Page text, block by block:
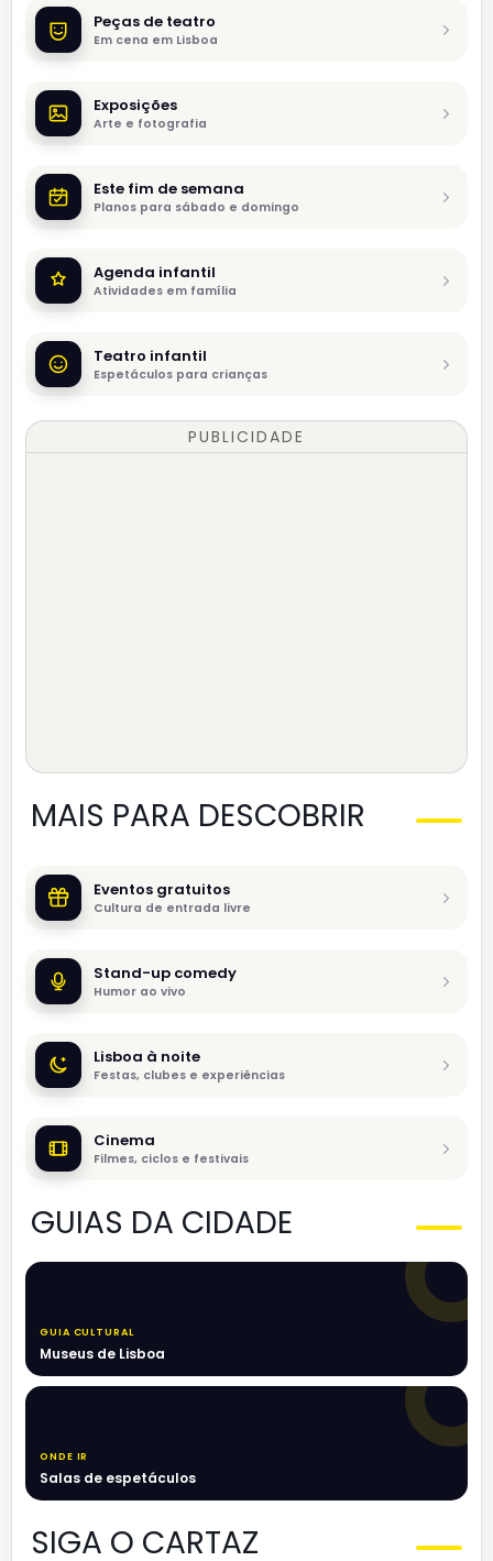
Peças de teatro
Em cena em Lisboa
Exposições
Arte e fotografia
Este fim de semana
Planos para sábado e domingo
Agenda infantil
Atividades em família
Teatro infantil
Espetáculos para crianças
PUBLICIDADE
MAIS PARA DESCOBRIR
Eventos gratuitos
Cultura de entrada livre
Stand-up comedy
Humor ao vivo
Lisboa à noite
Festas, clubes e experiências
Cinema
Filmes, ciclos e festivais
GUIAS DA CIDADE
GUIA CULTURAL
Museus de Lisboa
ONDE IR
Salas de espetáculos
SIGA O CARTAZ